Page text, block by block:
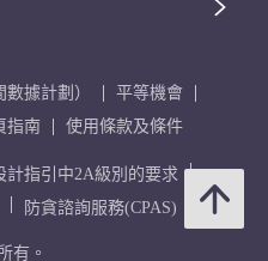
據計劃）
平等機會
指南 使用條款及條件
指引中2A級別的要求
防貪諮詢服務(CPAS)
有。